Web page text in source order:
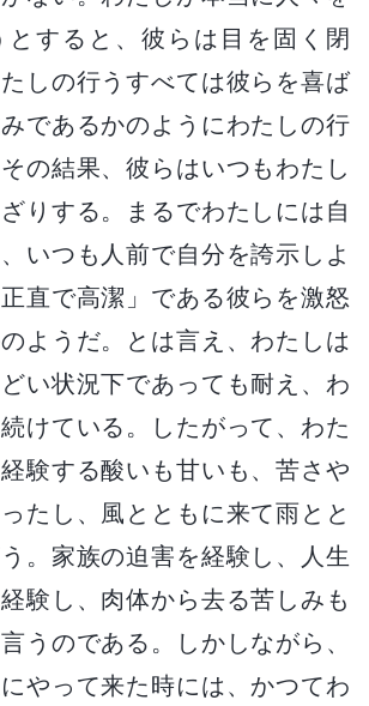
すると、彼らは目を固く閉
しの行うすべては彼らを喜ば
であるかのようにわたしの行
の結果、彼らはいつもわたし
りする。まるでわたしには自
いつも人前で自分を誇示しよ
直で高潔」である彼らを激怒
ようだ。とは言え、わたしは
い状況下であっても耐え、わ
けている。したがって、わた
験する酸いも甘いも、苦さや
たし、風とともに来て雨とと
。家族の迫害を経験し、人生
験し、肉体から去る苦しみも
うのである。しかしながら、
やって来た時には、かつてわ